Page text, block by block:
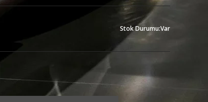
Stok Durumu:Var